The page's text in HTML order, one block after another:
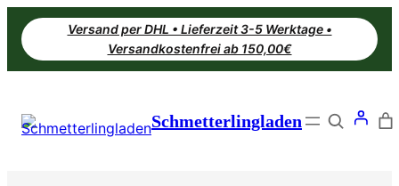
Zum
Inhalt
springen
Versand per DHL • Lieferzeit 3-5 Werktage •
Versandkostenfrei ab 150,00€
Schmetterlingladen Search